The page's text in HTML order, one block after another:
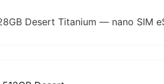
Desert Titanium — nano SIM